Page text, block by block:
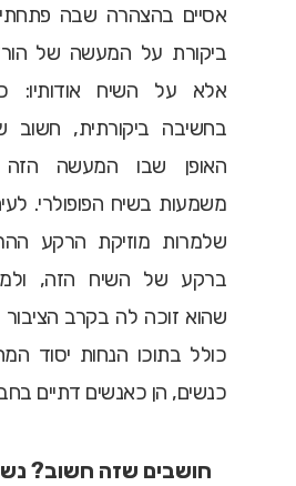
אסיים בהצהרה שבה פתחתי:
ביקורת על המעשה של
אלא על השיח אודותיו:
בחשיבה ביקורתית,
האופן שבו המעשה הזה
משמעות בשיח הפופולרי.
שלמרות מוזיקת הרקע
ברקע של השיח הזה,
שהוא זוכה לה בקרב
כולל בתוכו הנחות יסוד
כנשים, הן כאנשים דתיים
חושבים שזה חשוב?